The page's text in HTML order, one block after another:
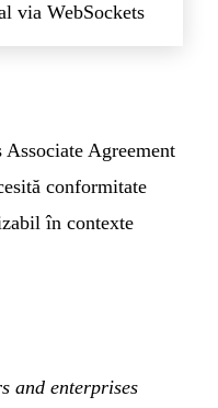
via WebSockets
Agreement
conformitate
în contexte
and enterprises